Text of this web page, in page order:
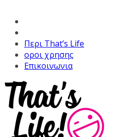
Περι That’s Life
οροι χρησης
Επικοινωνια